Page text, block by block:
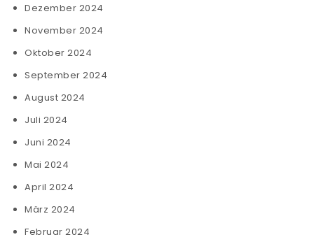
Dezember 2024
November 2024
Oktober 2024
September 2024
August 2024
Juli 2024
Juni 2024
Mai 2024
April 2024
März 2024
Februar 2024